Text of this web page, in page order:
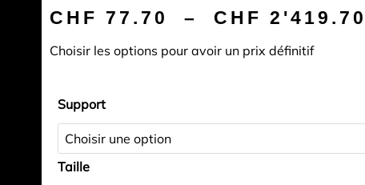
CHF 77.70 – CHF 2'419.70
Choisir les options pour avoir un prix définitif
Support
Taille
de
Tre
Cime
(Dolomites